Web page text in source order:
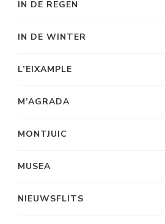
IN DE REGEN
IN DE WINTER
L’EIXAMPLE
M’AGRADA
MONTJUIC
MUSEA
NIEUWSFLITS